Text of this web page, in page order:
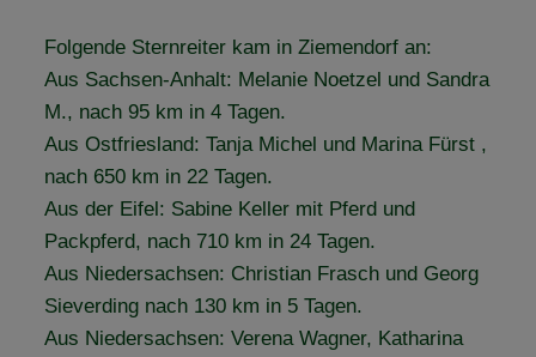
Folgende Sternreiter kam in Ziemendorf an:
Aus Sachsen-Anhalt: Melanie Noetzel und Sandra
M., nach 95 km in 4 Tagen.
Aus Ostfriesland: Tanja Michel und Marina Fürst ,
nach 650 km in 22 Tagen.
Aus der Eifel: Sabine Keller mit Pferd und
Packpferd, nach 710 km in 24 Tagen.
Aus Niedersachsen: Christian Frasch und Georg
Sieverding nach 130 km in 5 Tagen.
Aus Niedersachsen: Verena Wagner, Katharina